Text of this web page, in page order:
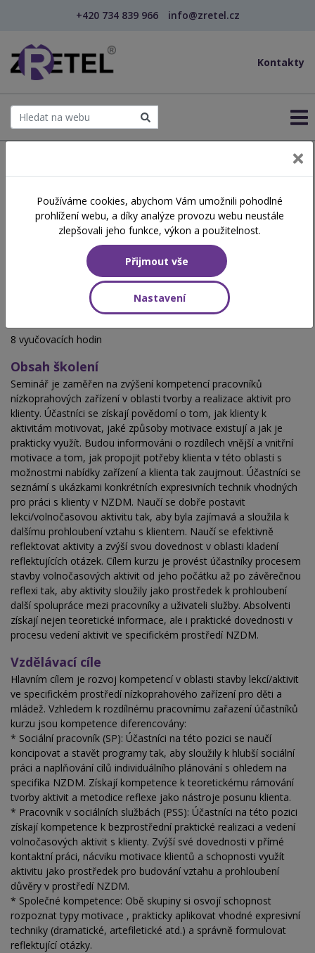
+420 734 839 966 info@zretel.cz
Kontakty
Příprava a realizace aktivit
pro klienty v NZDM
Číslo akreditace
A2026/0431-SP/PC
8 vyučovacích hodin
Obsah školení
Seminář je zaměřen na zvýšení kompetencí pracovníků
nízkoprahových zařízení v oblasti tvorby a realizace aktivit pro
klienty. Účastníci se získají povědomí o tom, jak klienty k
aktivitám motivovat, jaké způsoby motivace existují a jak je
prakticky využít. Budou informováni o rozdílech vnější a vnitřní
motivace a tom, jak propojit potřeby klienta v této oblasti s
možnostmi nabídky zařízení a klienta tak zaujmout. Účastníci se
seznámí s ukázkami konkrétních expresivních technik vhodných
pro práci s klienty v NZDM. Naučí se dobře postavit
lekci/volnočasovou aktivitu tak, aby byla zajímavá a sloužila k
dalšímu prohloubení vztahu s klientem. Naučí se efektivně
reflektovat aktivity a zvýší svou dovednost v oblasti kladení
reflektujících otázek. Cílem kurzu je provést účastníky procesem
stavby volnočasových aktivit od jeho počátku až po závěrečnou
reflexi tak, aby aktivity sloužily jako prostředek k prohloubení
další spolupráce mezi pracovníky a uživateli služby. Absolventi
získají nejen teoretické informace, ale i praktické dovednosti v
procesu vedení aktivit ve specifickém prostředí NZDM.
Vzdělávací cíle
Hlavním cílem je rozvoj kompetencí v oblasti stavby lekcí/aktivit
ve specifickém prostředí nízkoprahového zařízení pro děti a
mládež. Vzhledem k rozdílnému pracovnímu zařazení účastníků
kurzu jsou kompetence diferencovány:
* Sociální pracovník (SP): Účastníci na této pozici se naučí
koncipovat a stavět programy tak, aby sloužily k hlubší sociální
práci a naplňování cílů individuálního plánování s ohledem na
specifika NZDM. Získají kompetence k teoretickému rámování
tvorby aktivit a metodice reflexe jako nástroje posunu klienta.
* Pracovník v sociálních službách (PSS): Účastníci na této pozici
získají kompetence k bezprostřední praktické realizaci a vedení
volnočasových aktivit s klienty. Zvýší své dovednosti v přímé
kontaktní práci, nácviku motivace klientů a schopnosti využít
aktivitu jako prostředek pro budování vztahu a prohloubení
důvěry v prostředí NZDM.
* Společné kompetence: Obě skupiny si osvojí schopnost
rozpoznat typy motivace , prakticky aplikovat vhodné expresivní
techniky (dramatické, artefiletické atd.) a správně formulovat
reflektující otázky.
Používáme cookies, abychom Vám umožnili pohodlné
prohlížení webu, a díky analýze provozu webu neustále
zlepšovali jeho funkce, výkon a použitelnost.
Přijmout vše
Nastavení